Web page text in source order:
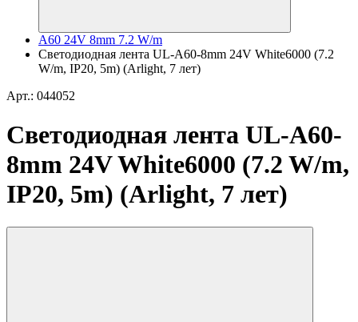
A60 24V 8mm 7.2 W/m
Светодиодная лента UL-A60-8mm 24V White6000 (7.2
W/m, IP20, 5m) (Arlight, 7 лет)
Арт.: 044052
Светодиодная лента UL-A60-
8mm 24V White6000 (7.2 W/m,
IP20, 5m) (Arlight, 7 лет)